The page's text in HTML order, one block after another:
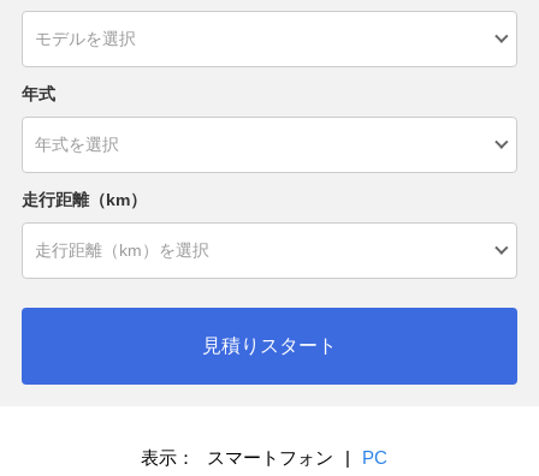
年式
走行距離（km）
見積りスタート
表示： スマートフォン PC